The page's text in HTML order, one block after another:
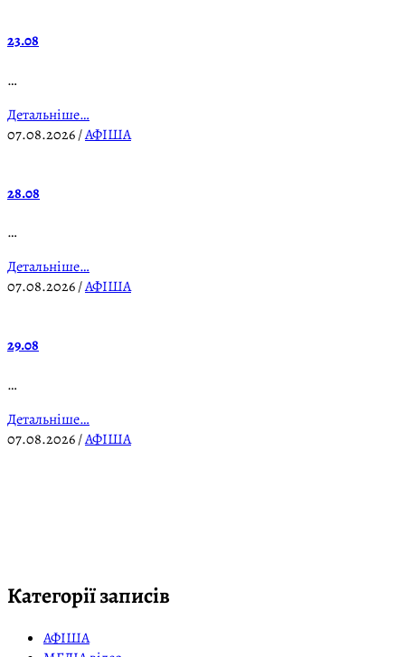
23.08
…
Детальніше…
07.08.2026/АФІША
28.08
…
Детальніше…
07.08.2026/АФІША
29.08
…
Детальніше…
07.08.2026/АФІША
Категорії записів
АФІША